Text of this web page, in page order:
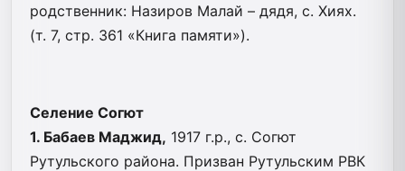
родственник: Назиров Малай – дядя, с. Хиях.
(т. 7, стр. 361 «Книга памяти»).
Селение Согют
1. Бабаев Маджид, 1917 г.р., с. Согют
Рутульского района. Призван Рутульским РВК